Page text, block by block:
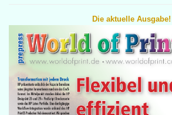
Die aktuelle Ausgabe!